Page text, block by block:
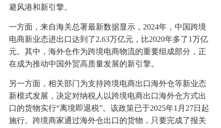
避风港和新引擎。
一方面，来自海关总署最新数据显示，2024年，中国跨境
电商新业态进出口达到了2.63万亿元，比2020年多了1万亿
元。其中，海外仓作为跨境电商物流的重要组成部分，正
在成为推动中国外贸高质量发展的新引擎。
另一方面，相关部门为支持跨境电商出口海外仓等新业态
新模式发展，决定对纳税人以跨境电商出口海外仓方式出
口的货物实行“离境即退税”。该政策已于2025年1月27日起
施行。跨境商家通过海外仓出口的货物，只要完成了报关